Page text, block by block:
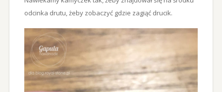
odcinka drutu, żeby zobaczyć gdzie zagiąć drucik.